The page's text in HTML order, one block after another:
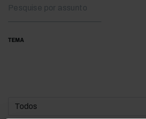
TEMA